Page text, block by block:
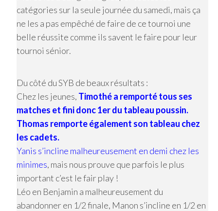
catégories sur la seule journée du samedi, mais ça
ne les a pas empêché de faire de ce tournoi une
belle réussite comme ils savent le faire pour leur
tournoi sénior.
Du côté du SYB de beaux résultats :
Chez les jeunes, Timothé a remporté tous ses
matches et fini donc 1er du tableau poussin.
Thomas remporte également son tableau chez
les cadets.
Yanis s’incline malheureusement en demi chez les
minimes, mais nous prouve que parfois le plus
important c’est le fair play !
Léo en Benjamin a malheureusement du
abandonner en 1/2 finale, Manon s’incline en 1/2 en